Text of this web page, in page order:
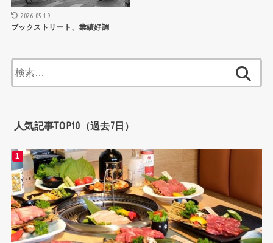
2026.05.19
ブックストリート、業績好調
索:
人気記事TOP10（過去7日）